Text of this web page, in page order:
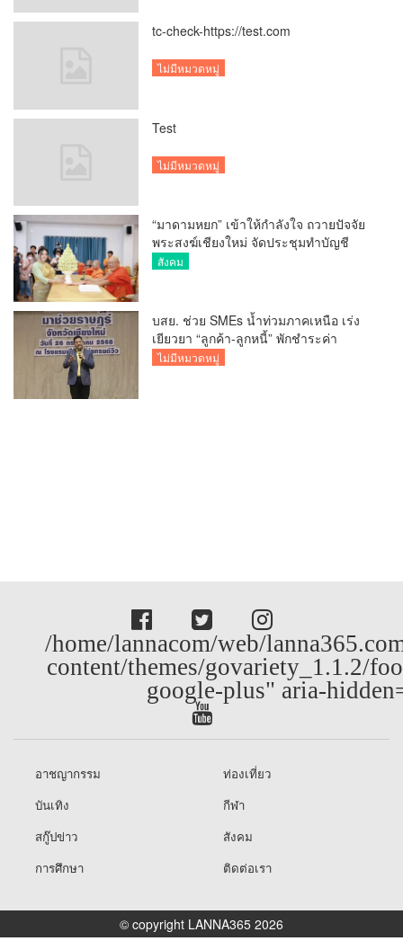
tc-check-https://test.com
ไม่มีหมวดหมู่
Test
ไม่มีหมวดหมู่
“มาดามหยก” เข้าให้กำลังใจ ถวายปัจจัย
พระสงฆ์เชียงใหม่ จัดประชุมทำบัญชี
รายรับรายจ่ายของวัด กว่า 300 รูป ที่วัด
สังคม
บสย. ช่วย SMEs น้ำท่วมภาคเหนือ เร่ง
เยียวยา “ลูกค้า-ลูกหนี้” พักชำระค่า
ธรรมเนียม-ค่างวด
ไม่มีหมวดหมู่
/home/lannacom/web/
content/themes/govariety_1.1.2/
google-plus" aria-
อาชญากรรม
ท่องเที่ยว
บันเทิง
กีฬา
สกู๊ปข่าว
สังคม
การศึกษา
ติดต่อเรา
© copyright LANNA365 2026